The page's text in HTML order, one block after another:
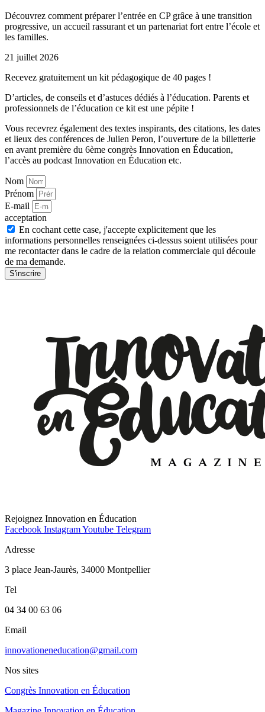
Découvrez comment préparer l’entrée en CP grâce à une transition
progressive, un accueil rassurant et un partenariat fort entre l’école et
les familles.
21 juillet 2026
Recevez gratuitement un kit pédagogique de 40 pages !
D’articles, de conseils et d’astuces dédiés à l’éducation. Parents et
professionnels de l’éducation ce kit est une pépite !
Vous recevrez également des textes inspirants, des citations, les dates
et lieux des conférences de Julien Peron, l’ouverture de la billetterie
en avant première du 6ème congrès Innovation en Éducation,
l’accès au podcast Innovation en Éducation etc.
Nom
Prénom
E-mail
acceptation
En cochant cette case, j'accepte explicitement que les
informations personnelles renseignées ci-dessus soient utilisées pour
me recontacter dans le cadre de la relation commerciale qui découle
de ma demande.
S'inscrire
Rejoignez Innovation en Éducation
Facebook InstagramYoutube Telegram
Adresse
3 place Jean-Jaurès, 34000 Montpellier
Tel
04 34 00 63 06
Email
innovationeneducation@gmail.com
Nos sites
Congrès Innovation en Éducation